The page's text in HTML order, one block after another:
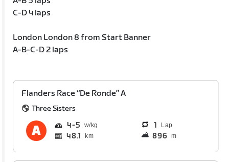
C-D 4 laps
London London 8 from Start Banner
A-B-C-D 2 laps
Flanders Race “De Ronde” A
Three Sisters
4 5 1 Lap
48.1 km 896 m